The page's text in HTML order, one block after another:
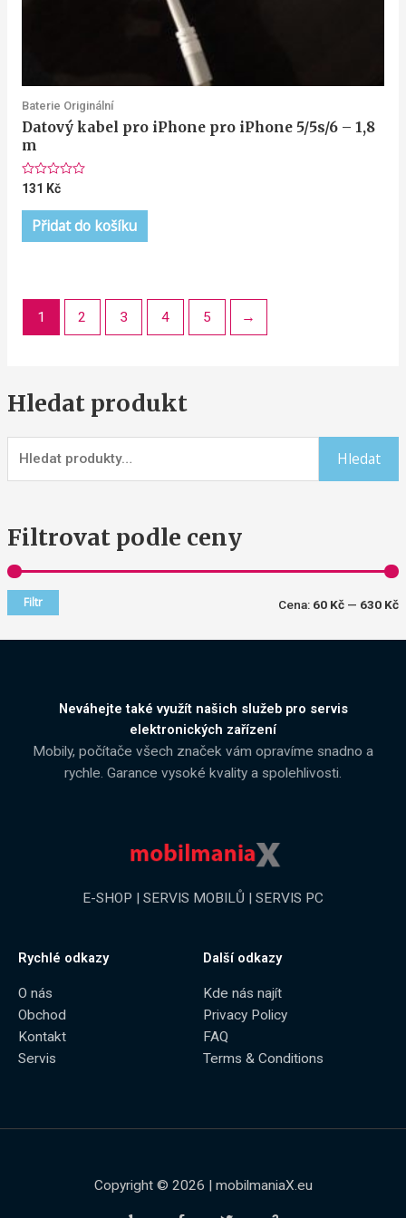
Hledat produkt
Hledat
Filtrovat podle ceny
Filtr Cena: 60 Kč— 630 Kč
Baterie Originální
Datový kabel pro iPhone pro iPhone 5/5s/6 – 1,8
m
Hodnocení
z
131 Kč
Přidat do košíku
1 2 3 4 5 →
Neváhejte také využít našich služeb pro servis
elektronických zařízení
Mobily, počítače všech značek vám opravíme snadno a
rychle. Garance vysoké kvality a spolehlivosti.
E-SHOP | SERVIS MOBILŮ | SERVIS PC
Rychlé odkazy
O nás
Obchod
Kontakt
Servis
Další odkazy
Kde nás najít
Privacy Policy
FAQ
Terms & Conditions
Copyright © 2026 | mobilmaniaX.eu